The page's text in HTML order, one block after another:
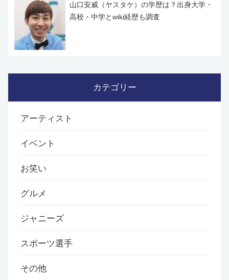
山口安威（ヤスタケ）の学歴は？出身大学・
高校・中学とwiki経歴も調査
カテゴリー
アーティスト
イベント
お笑い
グルメ
ジャニーズ
スポーツ選手
その他